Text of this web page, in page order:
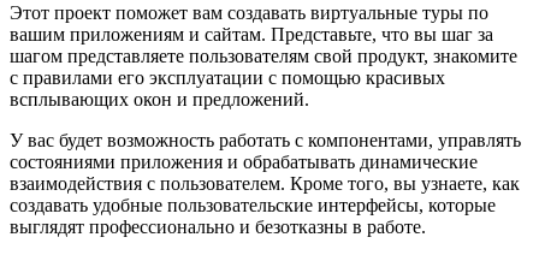
Этот проект поможет вам создавать виртуальные туры по
вашим приложениям и сайтам. Представьте, что вы шаг за
шагом представляете пользователям свой продукт, знакомите
с правилами его эксплуатации с помощью красивых
всплывающих окон и предложений.
У вас будет возможность работать с компонентами, управлять
состояниями приложения и обрабатывать динамические
взаимодействия с пользователем. Кроме того, вы узнаете, как
создавать удобные пользовательские интерфейсы, которые
выглядят профессионально и безотказны в работе.